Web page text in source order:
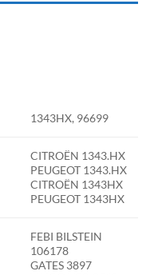
1343HX, 96699
CITROËN 1343.HX
PEUGEOT 1343.HX
CITROËN 1343HX
PEUGEOT 1343HX
FEBI BILSTEIN
106178
GATES 3897